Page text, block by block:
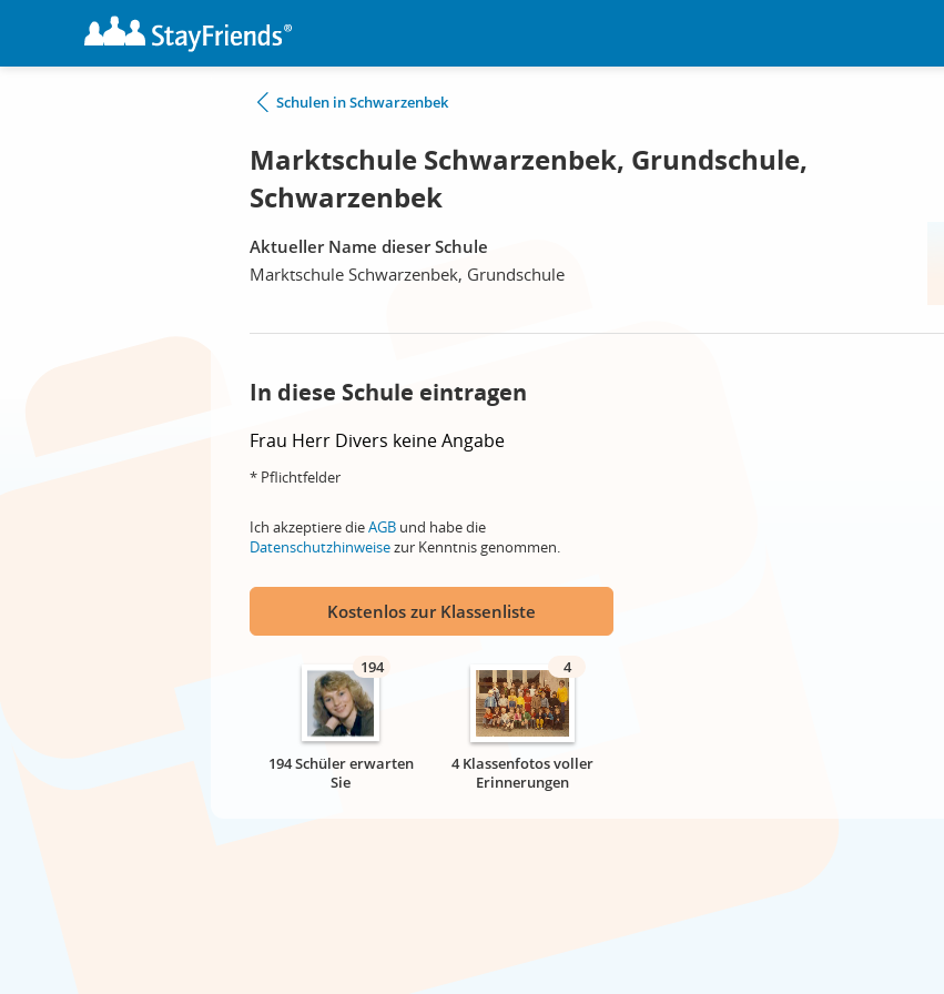
Schulen in Schwarzenbek
Marktschule Schwarzenbek, Grundschule,
Schwarzenbek
Aktueller Name dieser Schule
Marktschule Schwarzenbek, Grundschule
In diese Schule eintragen
Frau Herr Divers keine Angabe
* Pflichtfelder
Ich akzeptiere dieAGB und habe die
Datenschutzhinweisezur Kenntnis genommen.
Kostenlos zur Klassenliste
194
194 Schüler erwarten
Sie
4
4 Klassenfotos voller
Erinnerungen